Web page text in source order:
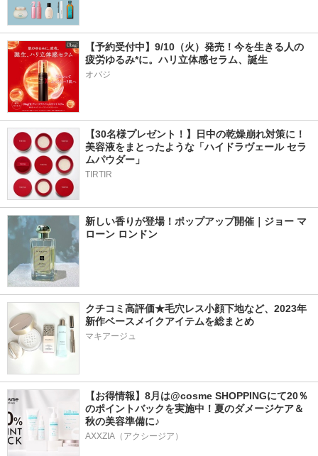
【予約受付中】9/10（火）発売！今を生きる人の
疲労ゆるみ*に。ハリ立体感セラム、誕生
オバジ
【30名様プレゼント！】日中の乾燥崩れ対策に！
美容液をまとったような「ハイドラヴェール セラ
ムパウダー」
TIRTIR
新しい香りが登場！ポップアップ開催｜ジョー マ
ローン ロンドン
クチコミ高評価★毛穴レス小顔下地など、2023年
新作ベースメイクアイテムを総まとめ
マキアージュ
【お得情報】8月は@cosme SHOPPINGにて20％
のポイントバックを実施中！夏のダメージケア＆
秋の美容準備に♪
AXXZIA（アクシージア）